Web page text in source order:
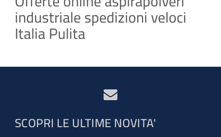
industriale spedizioni veloci
Italia Pulita
SCOPRI LE ULTIME NOVITA'